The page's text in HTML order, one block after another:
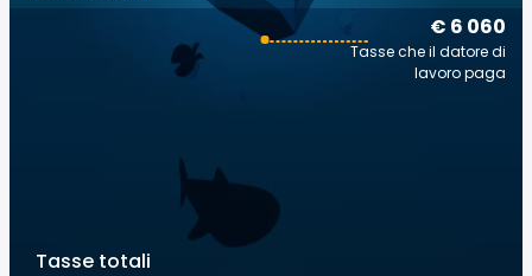
€ 6 060
Tasse che il datore di
lavoro paga
Tasse totali